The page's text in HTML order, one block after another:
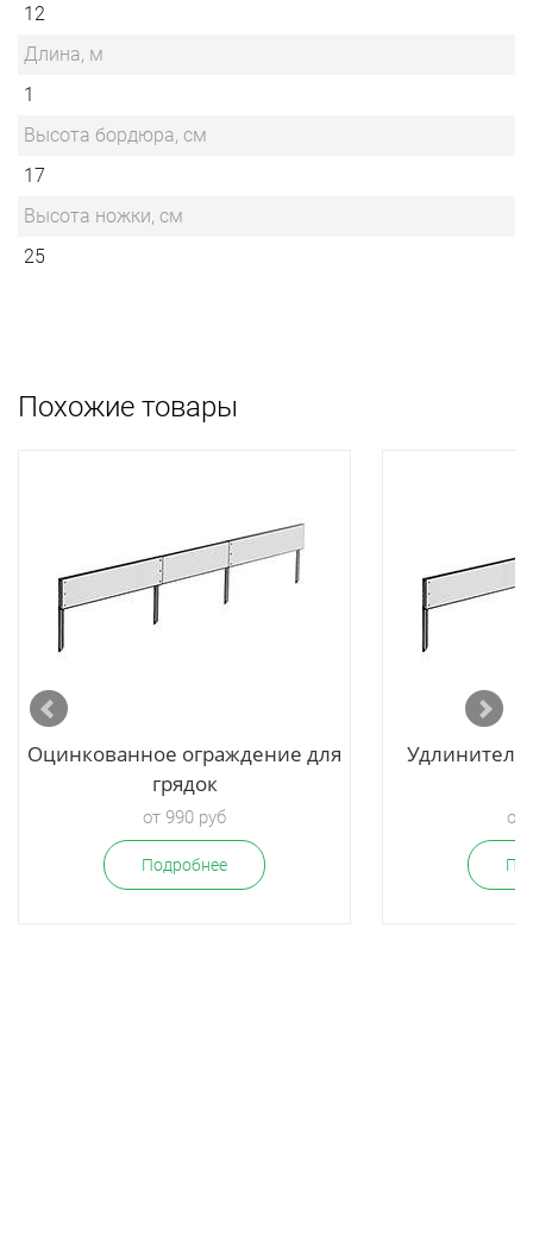
12
Длина, м
1
Высота бордюра, см
17
Высота ножки, см
25
Похожие товары
Оцинкованное ограждение для
грядок
от 990 руб
Подробнее
Удлинитель
от